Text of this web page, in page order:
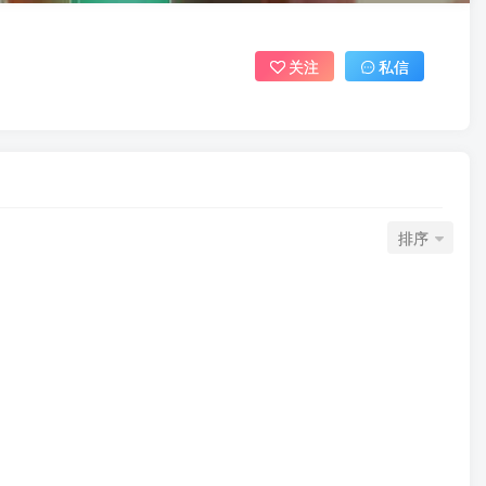
关注 私信
排序